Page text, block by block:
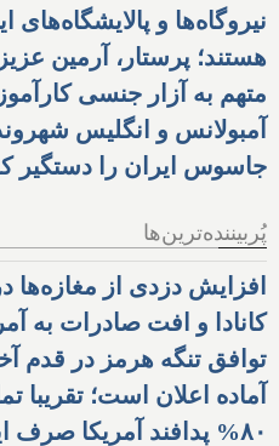
نیروگاه‌ها و پالایشگاه‌های
هستند؛ پرستار، آرمین
متهم به آزار جنسی
آمبولانس و انگلیس
جاسوس ایران را دستگیر
پُربیننده‌ترین‌ها
افزایش دزدی از مغازه‌ها
کانادا و افت صادرات به
توافق تنگه هرمز در قدم
آماده اعلان است؛
۸۰% پدافند آمریکا صرف ایران شده